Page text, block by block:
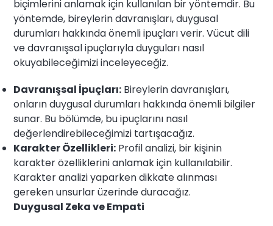
biçimlerini anlamak için kullanılan bir yöntemdir. Bu
yöntemde, bireylerin davranışları, duygusal
durumları hakkında önemli ipuçları verir. Vücut dili
ve davranışsal ipuçlarıyla duyguları nasıl
okuyabileceğimizi inceleyeceğiz.
Davranışsal İpuçları: Bireylerin davranışları,
onların duygusal durumları hakkında önemli bilgiler
sunar. Bu bölümde, bu ipuçlarını nasıl
değerlendirebileceğimizi tartışacağız.
Karakter Özellikleri: Profil analizi, bir kişinin
karakter özelliklerini anlamak için kullanılabilir.
Karakter analizi yaparken dikkate alınması
gereken unsurlar üzerinde duracağız.
Duygusal Zeka ve Empati